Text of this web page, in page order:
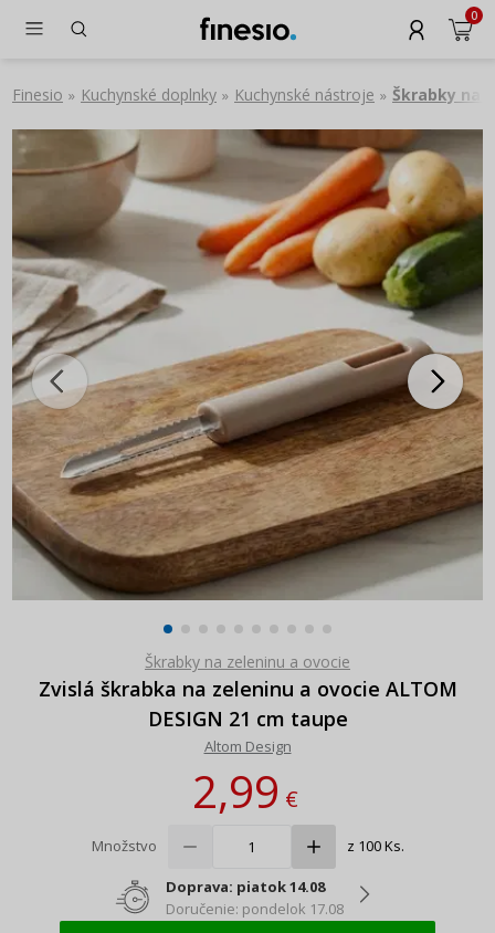
0
Finesio » Kuchynské doplnky » Kuchynské nástroje » Škrabky na
Škrabky na zeleninu a ovocie
Zvislá škrabka na zeleninu a ovocie ALTOM
DESIGN 21 cm taupe
Altom Design
2,99€
Množstvo z 100 Ks.
Doprava: piatok 14.08
Doručenie: pondelok 17.08